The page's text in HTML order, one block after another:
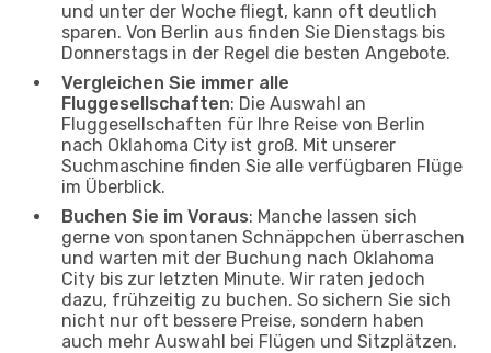
und unter der Woche fliegt, kann oft deutlich
sparen. Von Berlin aus finden Sie Dienstags bis
Donnerstags in der Regel die besten Angebote.
Vergleichen Sie immer alle
Fluggesellschaften: Die Auswahl an
Fluggesellschaften für Ihre Reise von Berlin
nach Oklahoma City ist groß. Mit unserer
Suchmaschine finden Sie alle verfügbaren Flüge
im Überblick.
Buchen Sie im Voraus: Manche lassen sich
gerne von spontanen Schnäppchen überraschen
und warten mit der Buchung nach Oklahoma
City bis zur letzten Minute. Wir raten jedoch
dazu, frühzeitig zu buchen. So sichern Sie sich
nicht nur oft bessere Preise, sondern haben
auch mehr Auswahl bei Flügen und Sitzplätzen.